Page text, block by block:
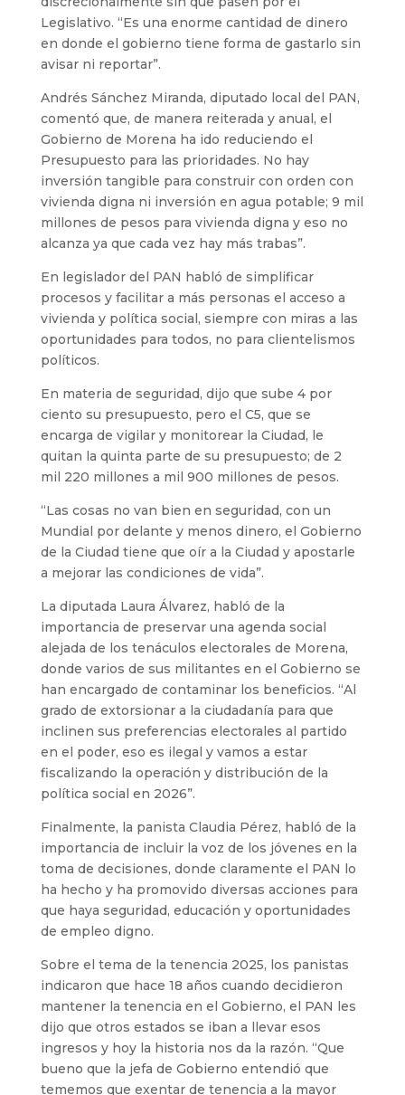
Legislativo. “Es una enorme cantidad de dinero
en donde el gobierno tiene forma de gastarlo sin
avisar ni reportar”.
Andrés Sánchez Miranda, diputado local del PAN,
comentó que, de manera reiterada y anual, el
Gobierno de Morena ha ido reduciendo el
Presupuesto para las prioridades. No hay
inversión tangible para construir con orden con
vivienda digna ni inversión en agua potable; 9 mil
millones de pesos para vivienda digna y eso no
alcanza ya que cada vez hay más trabas”.
En legislador del PAN habló de simplificar
procesos y facilitar a más personas el acceso a
vivienda y política social, siempre con miras a las
oportunidades para todos, no para clientelismos
políticos.
En materia de seguridad, dijo que sube 4 por
ciento su presupuesto, pero el C5, que se
encarga de vigilar y monitorear la Ciudad, le
quitan la quinta parte de su presupuesto; de 2
mil 220 millones a mil 900 millones de pesos.
“Las cosas no van bien en seguridad, con un
Mundial por delante y menos dinero, el Gobierno
de la Ciudad tiene que oír a la Ciudad y apostarle
a mejorar las condiciones de vida”.
La diputada Laura Álvarez, habló de la
importancia de preservar una agenda social
alejada de los tenáculos electorales de Morena,
donde varios de sus militantes en el Gobierno se
han encargado de contaminar los beneficios. “Al
grado de extorsionar a la ciudadanía para que
inclinen sus preferencias electorales al partido
en el poder, eso es ilegal y vamos a estar
fiscalizando la operación y distribución de la
política social en 2026”.
Finalmente, la panista Claudia Pérez, habló de la
importancia de incluir la voz de los jóvenes en la
toma de decisiones, donde claramente el PAN lo
ha hecho y ha promovido diversas acciones para
que haya seguridad, educación y oportunidades
de empleo digno.
Sobre el tema de la tenencia 2025, los panistas
indicaron que hace 18 años cuando decidieron
mantener la tenencia en el Gobierno, el PAN les
dijo que otros estados se iban a llevar esos
ingresos y hoy la historia nos da la razón. “Que
bueno que la jefa de Gobierno entendió que
tememos que exentar de tenencia a la mayor